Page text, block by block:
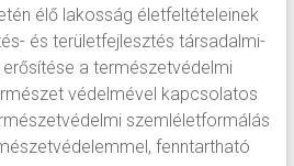
élő lakosság életfeltételeinek
és területfejlesztés társadalmi-
a természetvédelmi
védelmével kapcsolatos
szemléletformálás
fenntartható